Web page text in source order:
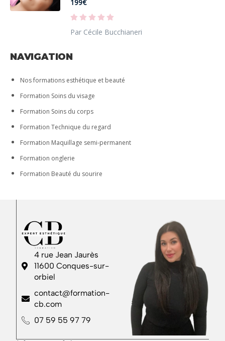
199€
Par Cécile Bucchianeri
NAVIGATION
Nos formations esthétique et beauté
Formation Soins du visage
Formation Soins du corps
Formation Technique du regard
Formation Maquillage semi-permanent
Formation onglerie
Formation Beauté du sourire
4 rue Jean Jaurès
11600 Conques-sur-
orbiel
contact@formation-
cb.com
07 59 55 97 79